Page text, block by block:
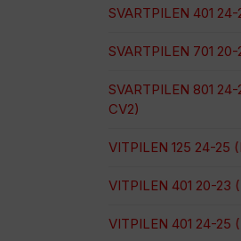
SVARTPILEN 401
SVARTPILEN 701 20-
SVARTPILEN 801
CV2)
VITPILEN 125 24-25
VITPILEN 401 20-23
VITPILEN 401 24-25